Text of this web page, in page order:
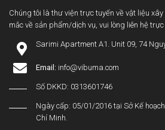
Chúng tôi là thư viện trực tuyến về vật liệu
mắc về sản phẩm/dịch vụ, vui lòng liên hệ
Sarimi Apartment A1. Unit 09, 74
Email: info@vibuma.com
Số DKKD: 0313601746
Ngày cấp: 05/01/2016 tại Sở Kế
Chí Minh.